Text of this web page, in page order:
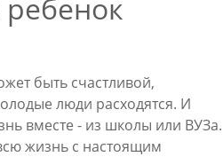
ребенок
быть счастливой,
люди расходятся. И
вместе - из школы или ВУЗа.
жизнь с настоящим